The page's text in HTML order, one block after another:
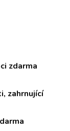
zdarma
zahrnující